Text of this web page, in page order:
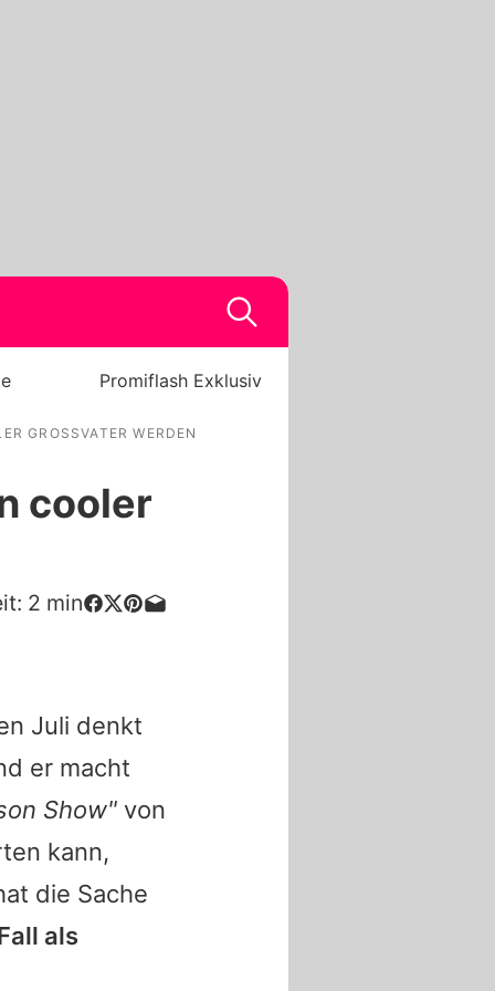
Promiflash Exklusiv
GROSSVATER WERDEN
cooler
2 min
Juli denkt
er macht
Show" von
kann,
die Sache
als